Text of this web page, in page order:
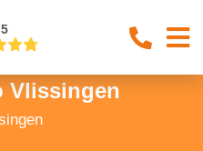
Vlissingen